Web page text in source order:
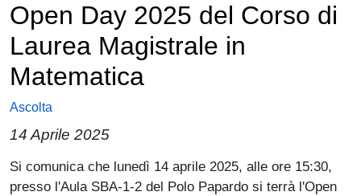
Open Day 2025 del Corso di
Laurea Magistrale in
Matematica
Ascolta
14 Aprile 2025
Paragrafo
Si comunica che lunedì 14 aprile 2025, alle ore 15:30,
presso l'Aula SBA-1-2 del Polo Papardo si terrà l'Open